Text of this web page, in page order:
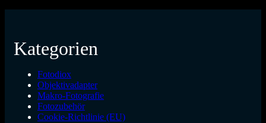
Kategorien
Fotodiox
Objektivadapter
Makro-Fotografie
Fotozubehör
Cookie-Richtlinie (EU)